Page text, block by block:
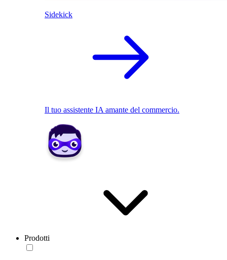
Sidekick
Il tuo assistente IA amante del commercio.
Prodotti